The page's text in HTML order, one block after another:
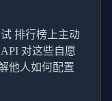
排行榜上主动
对这些自愿
他人如何配置